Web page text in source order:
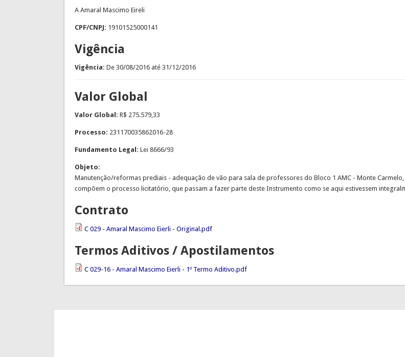
A Amaral Mascimo Eireli
CPF/CNPJ: 19101525000141
Vigência
Vigência: De 30/08/2016até 31/12/2016
Valor Global
Valor Global: R$ 275.579,33
Processo: 231170035862016-28
Fundamento Legal: Lei 8666/93
Objeto:
Manutenção/reformas prediais - adequação de vão para sala de professores do Bloco 1 AMC - Monte
compõem o processo licitatório, que passam a fazer parte deste Instrumento como se aqui estivessem
Contrato
C 029 - Amaral Mascimo Eierli - Original.pdf
Termos Aditivos / Apostilamentos
C 029-16 - Amaral Mascimo Eierli - 1º Termo Aditivo.pdf